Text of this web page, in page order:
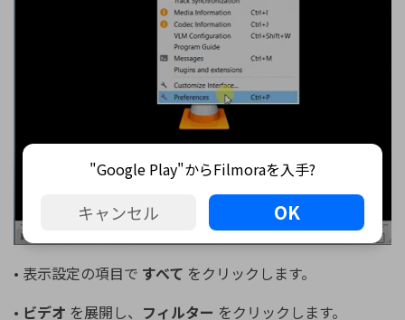
• 表示設定の項目で すべて をクリックします。
• ビデオ を展開し、 フィルター をクリックします。
"Google Play"からFilmoraを入手?
キャンセル OK